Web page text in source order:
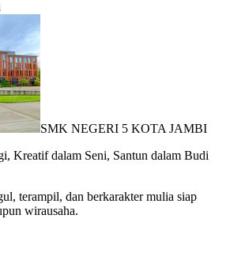
SMK NEGERI 5 KOTA JAMBI
Kreatif dalam Seni, Santun dalam Budi
terampil, dan berkarakter mulia siap
wirausaha.